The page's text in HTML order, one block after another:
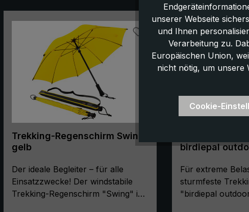
Trekking-Regenschirm Swing,
gelb
Der ideale Begleiter – für alle
Einsatzzwecke! Der windstabile
Trekking-Regenschirm "Swing" ist
Trekking-
birdiepal
sturmsicher
Für extreme
sturmfeste
"birdiepal
unserer Webseite
und Ihnen
Verarbeitung zu.
Europäischen Union,
nicht nötig, um unsere
Cookie-